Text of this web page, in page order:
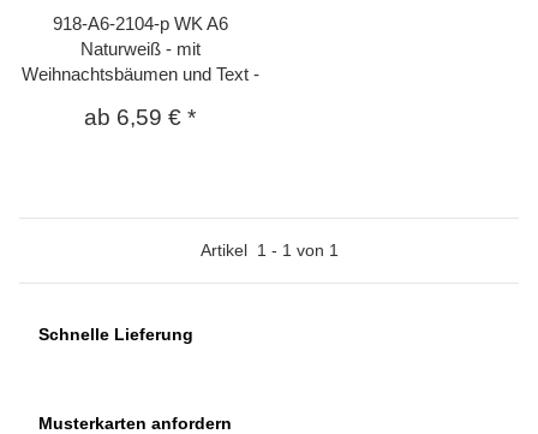
918-A6-2104-p WK A6
Naturweiß - mit
Weihnachtsbäumen und Text -
ab 6,59 €*
Artikel 1 - 1 von 1
Schnelle Lieferung
Musterkarten anfordern